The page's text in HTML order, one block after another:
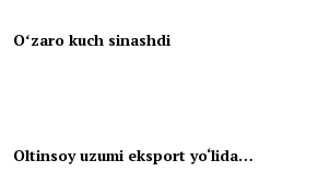
Oʻzaro kuch sinashdi
Oltinsoy uzumi eksport yo‘lida…